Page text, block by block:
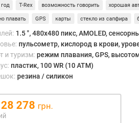
T-Rex возможность говорить хорошая
плавать GPS карты стекло из сапфира
1.5 ", 480x480 пикс, AMOLED,
пульсометр, кислород в крови,
и туризм: режим плавания, GPS,
пластик, 100 WR (10 ATM)
резина / силикон
278 грн.